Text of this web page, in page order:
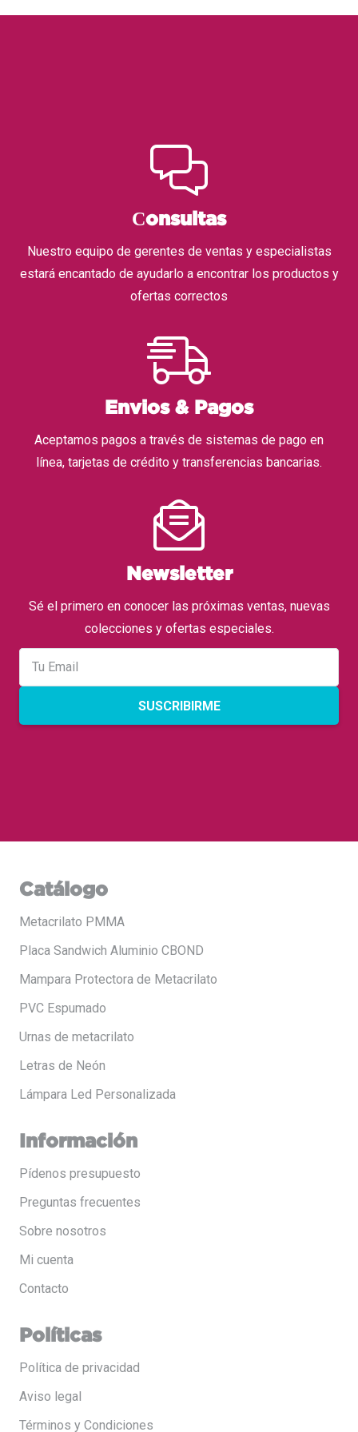
Сonsultas
Nuestro equipo de gerentes de ventas y especialistas
estará encantado de ayudarlo a encontrar los productos y
ofertas correctos
Envios & Pagos
Aceptamos pagos a través de sistemas de pago en
línea, tarjetas de crédito y transferencias bancarias.
Newsletter
Sé el primero en conocer las próximas ventas, nuevas
colecciones y ofertas especiales.
SUSCRIBIRME
Catálogo
Metacrilato PMMA
Placa Sandwich Aluminio CBOND
Mampara Protectora de Metacrilato
PVC Espumado
Urnas de metacrilato
Letras de Neón
Lámpara Led Personalizada
Información
Pídenos presupuesto
Preguntas frecuentes
Sobre nosotros
Mi cuenta
Contacto
Políticas
Política de privacidad
Aviso legal
Términos y Condiciones